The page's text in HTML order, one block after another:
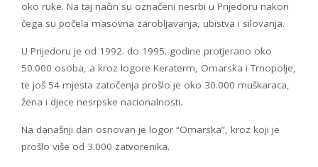
oko ruke. Na taj način su označeni nesrbi u Prijedoru nakon
čega su počela masovna zarobljavanja, ubistva i silovanja.
U Prijedoru je od 1992. do 1995. godine protjerano oko
50.000 osoba, a kroz logore Keraterm, Omarska i Trnopolje,
te još 54 mjesta zatočenja prošlo je oko 30.000 muškaraca,
žena i djece nesrpske nacionalnosti.
Na današnji dan osnovan je logor “Omarska”, kroz koji je
prošlo više od 3.000 zatvorenika.